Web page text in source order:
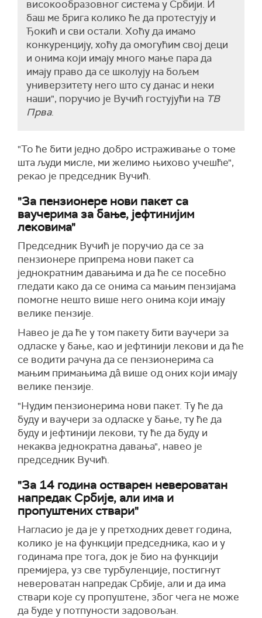
високообразовног система у Србији. И
баш ме брига колико ће да протестују и
Ђокић и сви остали. Хоћу да имамо
конкуренцију, хоћу да омогућим свој деци
и онима који имају много мање пара да
имају право да се школују на бољем
универзитету него што су данас и неки
наши", поручио је Вучић гостујући на ТВ
Прва.
"То ће бити једно добро истраживање о томе
шта људи мисле, ми желимо њихово учешће",
рекао је председник Вучић.
"За пензионере нови пакет са
ваучерима за бање, јефтинијим
лековима"
Председник Вучић је поручио да се за
пензионере припрема нови пакет са
једнократним давањима и да ће се посебно
гледати како да се онима са мањим пензијама
помогне нешто више него онима који имају
велике пензије.
Навео је да ће у том пакету бити ваучери за
одласке у бање, као и јефтинији лекови и да ће
се водити рачуна да се пензионерима са
мањим примањима дâ више од оних који имају
велике пензије.
"Нудим пензионерима нови пакет. Ту ће да
буду и ваучери за одласке у бање, ту ће да
буду и јефтинији лекови, ту ће да буду и
некаква једнократна давања", навео је
председник Вучић.
"За 14 година остварен невероватан
напредак Србије, али има и
пропуштених ствари"
Нагласио је да је у претходних девет година,
колико је на функцији председника, као и у
годинама пре тога, док је био на функцији
премијера, уз све турбуленције, постигнут
невероватан напредак Србије, али и да има
ствари које су пропуштене, због чега не може
да буде у потпуности задовољан.